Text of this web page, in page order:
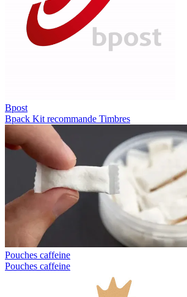
Bpost
Bpack Kit recommande Timbres
Pouches caffeine
Pouches caffeine